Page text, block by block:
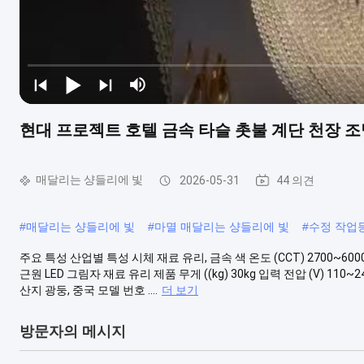
현대 프로젝트 호텔 금속 타슬 촛불 계단 천장
매달리는 샹들리에 빛 2026-05-31 44 의견
#매달리는 샹들리에 빛 #마멸 매달리는 샹들리에 빛 #수정 작업
주요 특성 산업별 특성 시체 재료 유리, 금속 색 온도 (CCT)
근원 LED 그림자 재료 유리 제품 무게 ((kg) 30kg 입력 전압 (V)
산지 광둥, 중국 모델 번호 ....
더 보기
방문자의 메시지